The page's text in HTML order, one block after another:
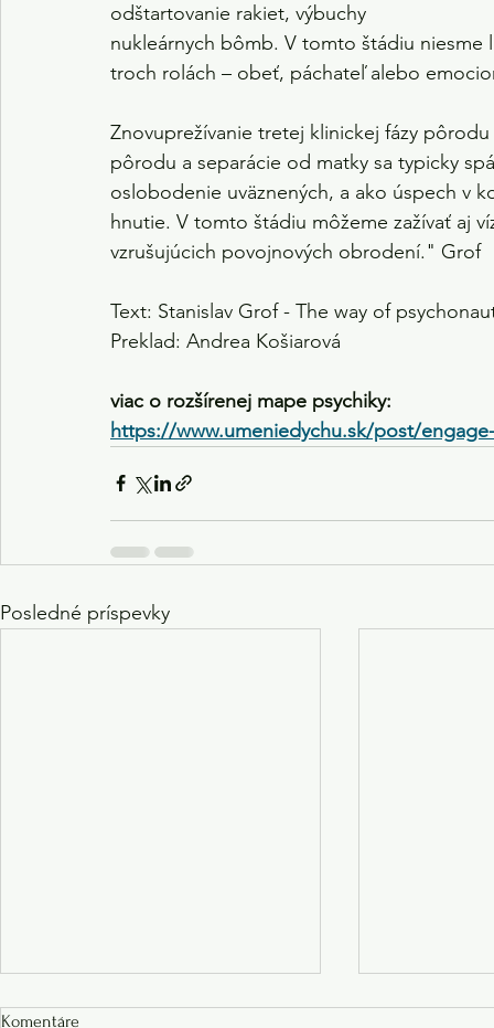
odštartovanie rakiet, výbuchy
nukleárnych bômb. V tomto štádiu
troch rolách – obeť, páchateľ alebo
Znovuprežívanie tretej klinickej fázy
pôrodu a separácie od matky sa typicky
oslobodenie uväznených, a ako úspech v
hnutie. V tomto štádiu môžeme zažívať aj
vzrušujúcich povojnových obrodení." Grof
Text: Stanislav Grof - The way of
Preklad: Andrea Košiarová
viac o rozšírenej mape psychiky:
https://www.umeniedychu.sk/post/
Posledné príspevky
Komentáre